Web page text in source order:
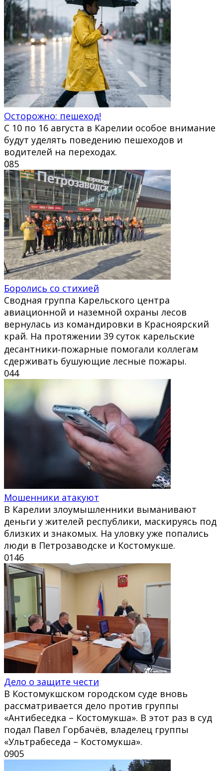
Осторожно: пешеход!
С 10 по 16 августа в Карелии особое внимание
будут уделять поведению пешеходов и
водителей на переходах.
085
Боролись со стихией
Сводная группа Карельского центра
авиационной и наземной охраны лесов
вернулась из командировки в Красноярский
край. На протяжении 39 суток карельские
десантники‑пожарные помогали коллегам
сдерживать бушующие лесные пожары.
044
Мошенники атакуют
В Карелии злоумышленники выманивают
деньги у жителей республики, маскируясь под
близких и знакомых. На уловку уже попались
люди в Петрозаводске и Костомукше.
0146
Дело о защите чести
В Костомукшском городском суде вновь
рассматривается дело против группы
«Антибеседка – Костомукша». В этот раз в суд
подал Павел Горбачёв, владелец группы
«Ультрабеседа – Костомукша».
0905